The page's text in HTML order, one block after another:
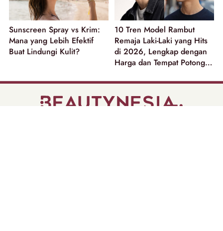
Sunscreen Spray vs Krim:
Mana yang Lebih Efektif
Buat Lindungi Kulit?
10 Tren Model Rambut
Remaja Laki-Laki yang Hits
di 2026, Lengkap dengan
Harga dan Tempat Potong